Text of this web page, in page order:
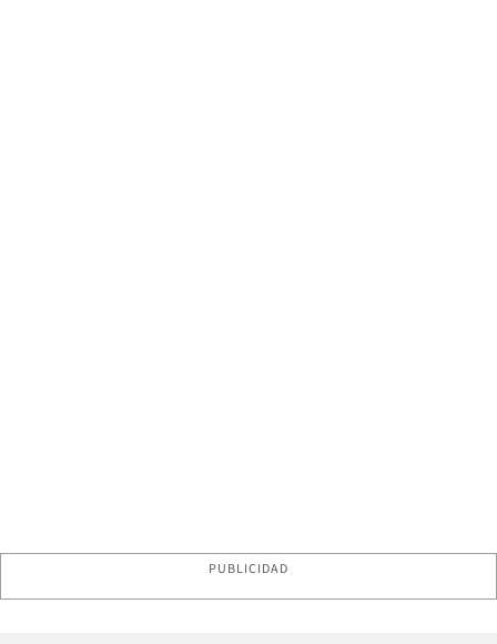
PUBLICIDAD